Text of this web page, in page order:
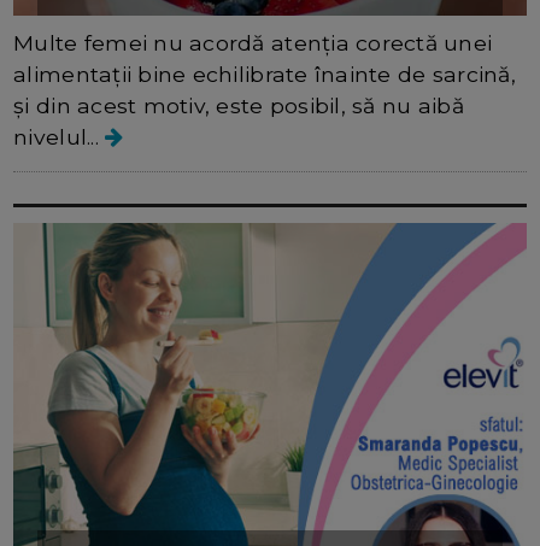
Multe femei nu acordă atenția corectă unei
alimentații bine echilibrate înainte de sarcină,
și din acest motiv, este posibil, să nu aibă
nivelul...